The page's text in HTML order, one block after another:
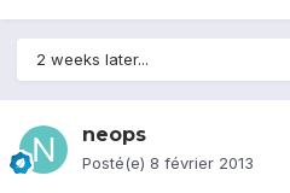
2 weeks later...
neops
Posté(e) 8 février 2013